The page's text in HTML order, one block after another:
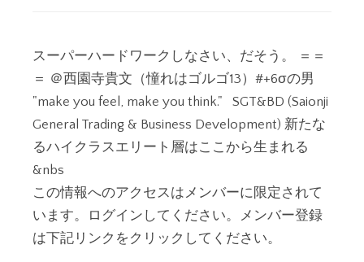
スーパーハードワークしなさい、だそう。 ＝＝
＝ ＠西園寺貴文（憧れはゴルゴ13）#+6σの男
"make you feel, make you think." SGT&BD (Saionji
General Trading & Business Development) 新たな
るハイクラスエリート層はここから生まれる
&nbs
この情報へのアクセスはメンバーに限定されて
います。ログインしてください。メンバー登録
は下記リンクをクリックしてください。